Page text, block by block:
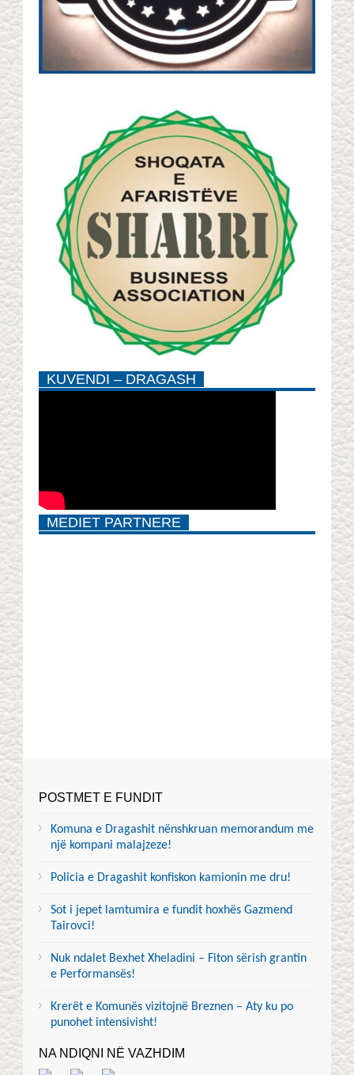
KUVENDI – DRAGASH
MEDIET PARTNERE
POSTMET E FUNDIT
Komuna e Dragashit nënshkruan memorandum me
një kompani malajzeze!
Policia e Dragashit konfiskon kamionin me dru!
Sot i jepet lamtumira e fundit hoxhës Gazmend
Tairovci!
Nuk ndalet Bexhet Xheladini – Fiton sërish grantin
e Performansës!
Krerët e Komunës vizitojnë Breznen – Aty ku po
punohet intensivisht!
NA NDIQNI NË VAZHDIM